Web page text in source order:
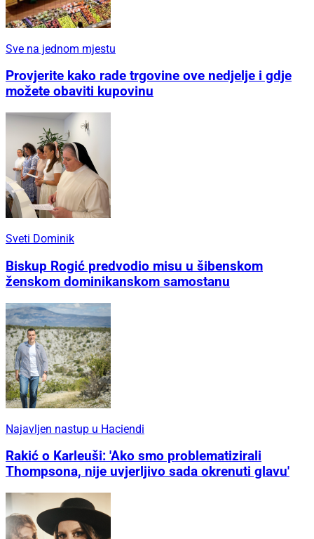
Sve na jednom mjestu
Provjerite kako rade trgovine ove nedjelje i gdje
možete obaviti kupovinu
Sveti Dominik
Biskup Rogić predvodio misu u šibenskom
ženskom dominikanskom samostanu
Najavljen nastup u Haciendi
Rakić o Karleuši: 'Ako smo problematizirali
Thompsona, nije uvjerljivo sada okrenuti glavu'